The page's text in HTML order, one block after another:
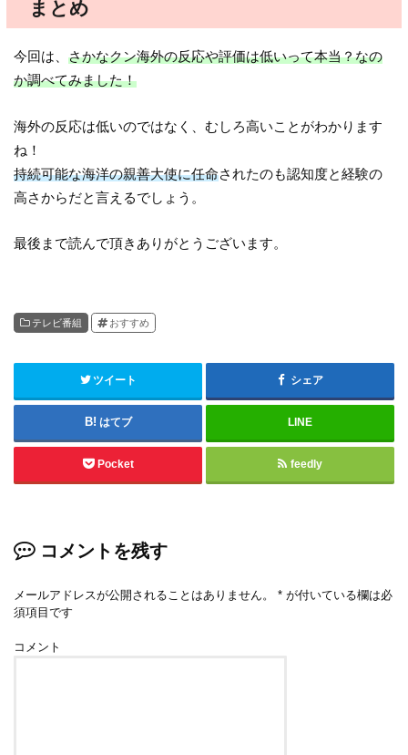
まとめ
今回は、さかなクン海外の反応や評価は低いって本当？なの
か調べてみました！
海外の反応は低いのではなく、むしろ高いことがわかります
ね！
持続可能な海洋の親善大使に任命されたのも認知度と経験の
高さからだと言えるでしょう。
最後まで読んで頂きありがとうございます。
テレビ番組 おすすめ
ツイート シェア
はてブ LINE
Pocket feedly
コメントを残す
メールアドレスが公開されることはありません。 * が付いている欄は必
須項目です
コメント